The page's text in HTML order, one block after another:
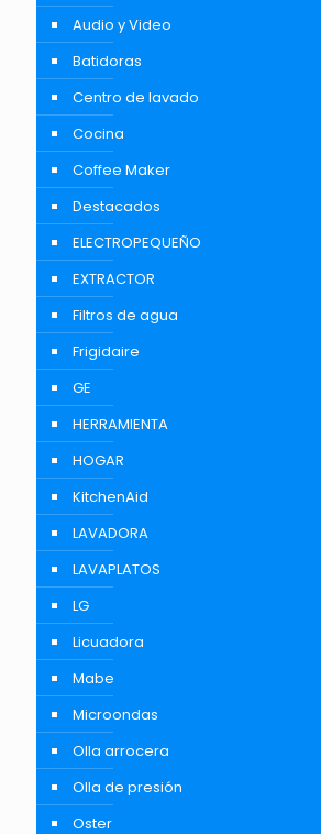
Audio y Video
Batidoras
Centro de lavado
Cocina
Coffee Maker
Destacados
ELECTROPEQUEÑO
EXTRACTOR
Filtros de agua
Frigidaire
GE
HERRAMIENTA
HOGAR
KitchenAid
LAVADORA
LAVAPLATOS
LG
Licuadora
Mabe
Microondas
Olla arrocera
Olla de presión
Oster